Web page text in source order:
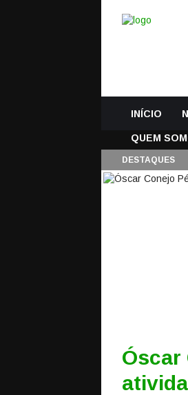
INÍCIO
QUEM
DESTAQUES
Óscar